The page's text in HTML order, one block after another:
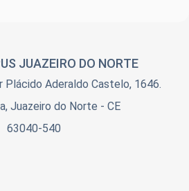
JUAZEIRO DO NORTE
Plácido Aderaldo Castelo, 1646.
Juazeiro do Norte - CE
63040-540